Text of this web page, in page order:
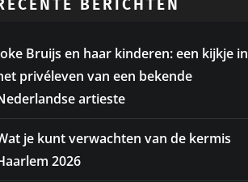
BERICHTEN
Bruijs en haar kinderen: een kijkje in
privéleven van een bekende
artieste
je kunt verwachten van de kermis
2026